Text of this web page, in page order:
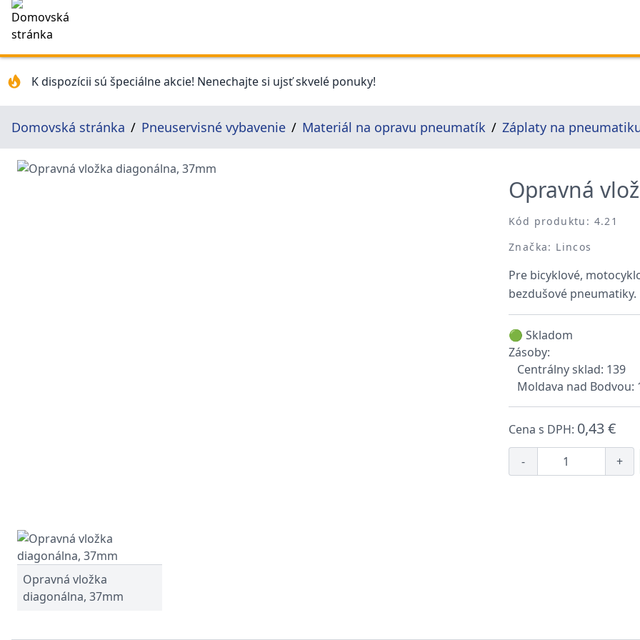
K dispozícii sú špeciálne akcie! Nenechajte si ujsť skvelé ponuky!
Domovská stránka Pneuservisné vybavenie Materiál na opravu pneumatík Záplaty na
Opravná
Kód produktu: 4.21
Značka: Lincos
Pre bicyklové,
bezdušové pneumatiky.
🟢 Skladom
Zásoby:
Centrálny sklad: 139
Moldava nad Bodvou:
Cena s DPH: 0,43 €
- +
Opravná vložka
diagonálna, 37mm